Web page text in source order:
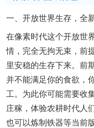
一、开放世界生存，全
在像素时代这个开放世
情，完全无拘无束，前
里安稳的生存下来。前
并不能满足你的食欲，
工。为此你可能需要收
庄稼，体验农耕时代人
也可以炼制铁器等当前